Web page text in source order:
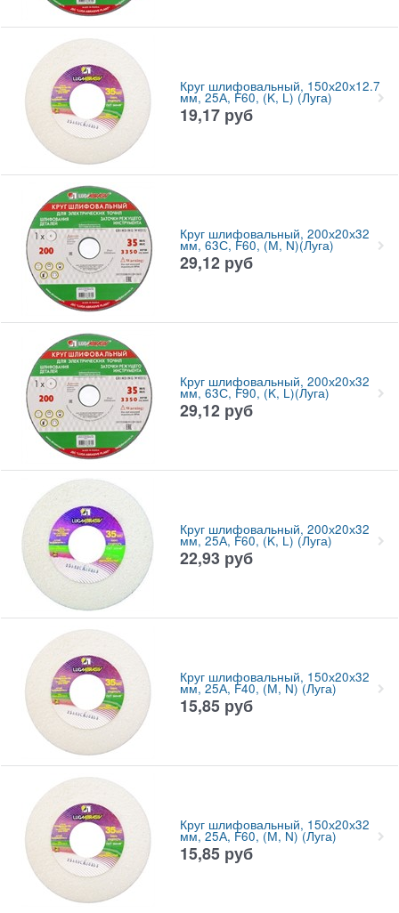
Круг шлифовальный, 150х20х12.7
мм, 25А, F60, (K, L) (Луга)
19,17 руб
Круг шлифовальный, 200х20х32
мм, 63С, F60, (М, N)(Луга)
29,12 руб
Круг шлифовальный, 200х20х32
мм, 63С, F90, (K, L)(Луга)
29,12 руб
Круг шлифовальный, 200х20х32
мм, 25А, F60, (K, L) (Луга)
22,93 руб
Круг шлифовальный, 150х20х32
мм, 25А, F40, (М, N) (Луга)
15,85 руб
Круг шлифовальный, 150х20х32
мм, 25А, F60, (М, N) (Луга)
15,85 руб